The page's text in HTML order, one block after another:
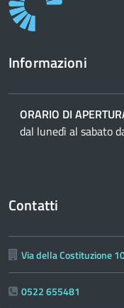
Informazioni
ORARIO DI
dal lunedì al sabato
Contatti
Via della Costituzione
0522 655481